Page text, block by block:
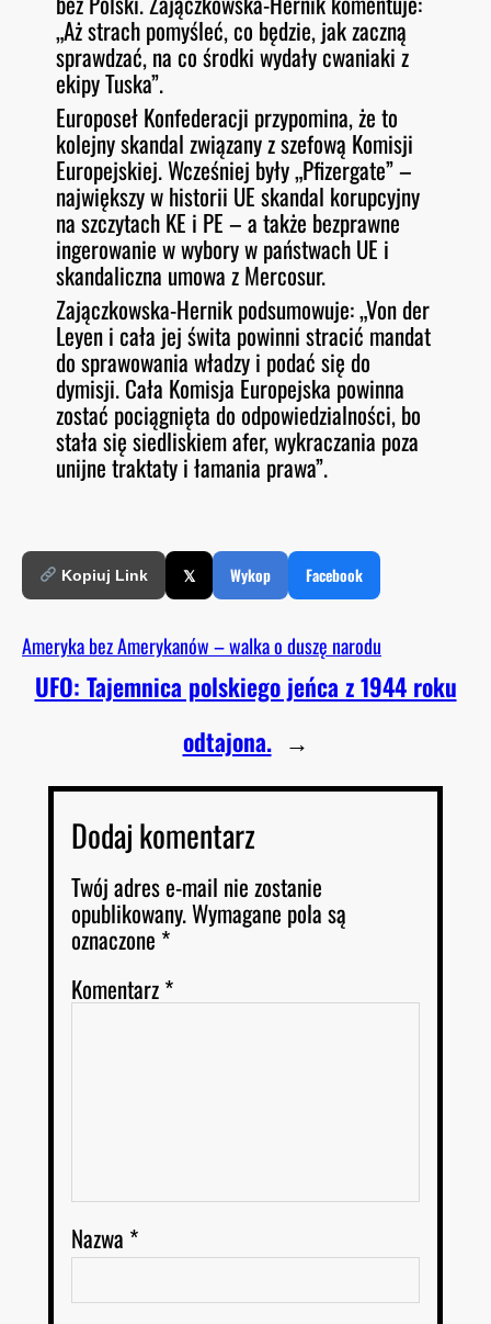
„Aż strach pomyśleć, co będzie, jak zaczną
sprawdzać, na co środki wydały cwaniaki z
ekipy Tuska”.
Europoseł Konfederacji przypomina, że to
kolejny skandal związany z szefową Komisji
Europejskiej. Wcześniej były „Pfizergate” –
największy w historii UE skandal korupcyjny
na szczytach KE i PE – a także bezprawne
ingerowanie w wybory w państwach UE i
skandaliczna umowa z Mercosur.
Zajączkowska-Hernik podsumowuje: „Von der
Leyen i cała jej świta powinni stracić mandat
do sprawowania władzy i podać się do
dymisji. Cała Komisja Europejska powinna
zostać pociągnięta do odpowiedzialności, bo
stała się siedliskiem afer, wykraczania poza
unijne traktaty i łamania prawa”.
Kopiuj Link 𝕏 Wykop Facebook
Ameryka bez Amerykanów – walka o duszę narodu
UFO: Tajemnica polskiego jeńca z 1944 roku
odtajona. →
Dodaj komentarz
Twój adres e-mail nie zostanie
opublikowany.Wymagane pola są
oznaczone *
Komentarz*
Nazwa *